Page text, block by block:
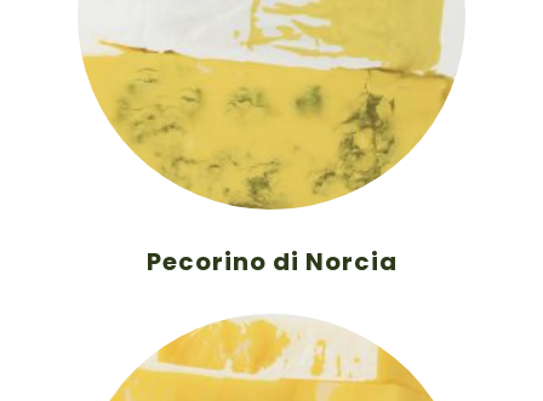
Pecorino di Norcia